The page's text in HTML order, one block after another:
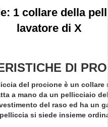
1 collare della
lavatore di X
DI
del procione è un
a mano da un pellicciaio
del raso ed ha un
si siede insieme